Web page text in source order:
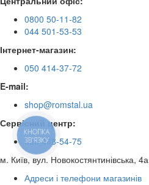
0800 50-11-82
044 501-53-53
Інтернет-магазин:
050 414-37-72
E-mail:
shop@romstal.ua
Сервісний центр:
050 468-54-75
м. Київ, вул. Новокостянтинівська, 4а
Адреси і телефони магазинів
КНОПКА
ЗВ'ЯЗКУ